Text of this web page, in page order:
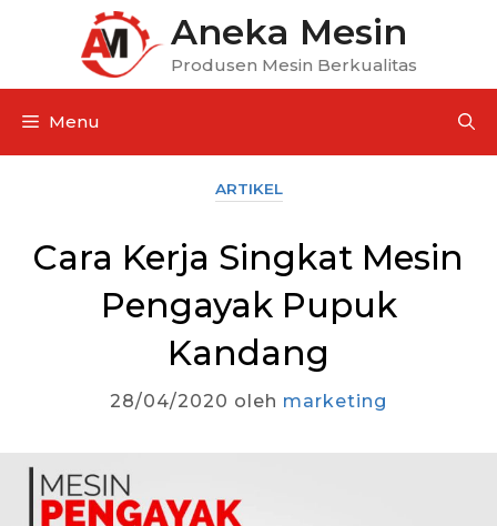
Aneka Mesin
Produsen Mesin Berkualitas
Menu
ARTIKEL
Cara Kerja Singkat Mesin
Pengayak Pupuk
Kandang
28/04/2020 oleh marketing